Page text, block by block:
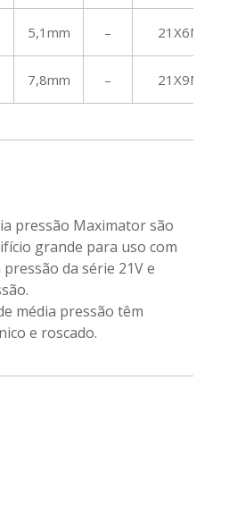
5,1mm – 21X6M
7,8mm – 21X9M
pressão Maximator são
grande para uso com
da série 21V e
média pressão têm
e roscado.